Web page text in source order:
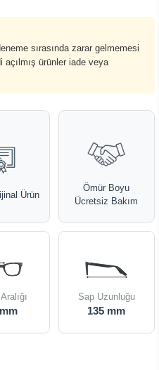
sırasında zarar gelmemesi
açılmış ürünler iade veya
Ürün
Ömür Boyu
Ücretsiz Bakım
Sap Uzunluğu
135 mm